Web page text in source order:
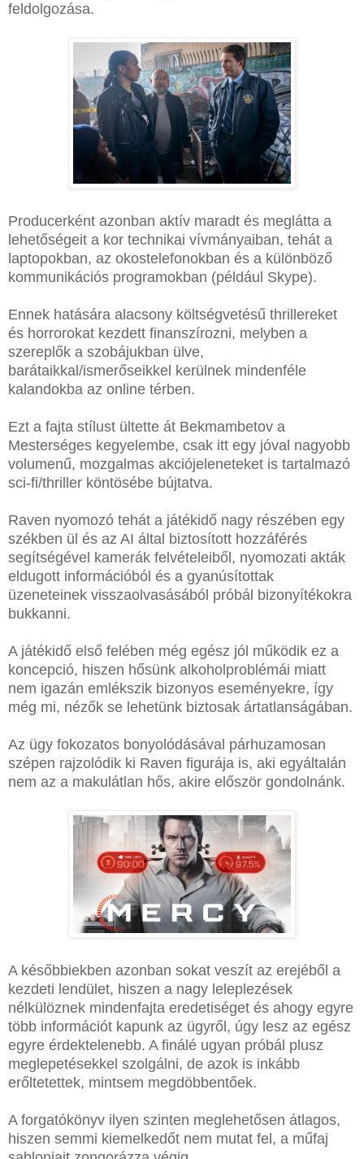
feldolgozása.
Producerként azonban aktív maradt és meglátta a
lehetőségeit a kor technikai vívmányaiban, tehát a
laptopokban, az okostelefonokban és a különböző
kommunikációs programokban (például Skype).
Ennek hatására alacsony költségvetésű thrillereket
és horrorokat kezdett finanszírozni, melyben a
szereplők a szobájukban ülve,
barátaikkal/ismerőseikkel kerülnek mindenféle
kalandokba az online térben.
Ezt a fajta stílust ültette át Bekmambetov a
Mesterséges kegyelembe, csak itt egy jóval nagyobb
volumenű, mozgalmas akciójeleneteket is tartalmazó
sci-fi/thriller köntösébe bújtatva.
Raven nyomozó tehát a játékidő nagy részében egy
székben ül és az AI által biztosított hozzáférés
segítségével kamerák felvételeiből, nyomozati akták
eldugott információból és a gyanúsítottak
üzeneteinek visszaolvasásából próbál bizonyítékokra
bukkanni.
A játékidő első felében még egész jól működik ez a
koncepció, hiszen hősünk alkoholproblémái miatt
nem igazán emlékszik bizonyos eseményekre, így
még mi, nézők se lehetünk biztosak ártatlanságában.
Az ügy fokozatos bonyolódásával párhuzamosan
szépen rajzolódik ki Raven figurája is, aki egyáltalán
nem az a makulátlan hős, akire először gondolnánk.
A későbbiekben azonban sokat veszít az erejéből a
kezdeti lendület, hiszen a nagy leleplezések
nélkülöznek mindenfajta eredetiséget és ahogy egyre
több információt kapunk az ügyről, úgy lesz az egész
egyre érdektelenebb. A finálé ugyan próbál plusz
meglepetésekkel szolgálni, de azok is inkább
erőltetettek, mintsem megdöbbentőek.
A forgatókönyv ilyen szinten meglehetősen átlagos,
hiszen semmi kiemelkedőt nem mutat fel, a műfaj